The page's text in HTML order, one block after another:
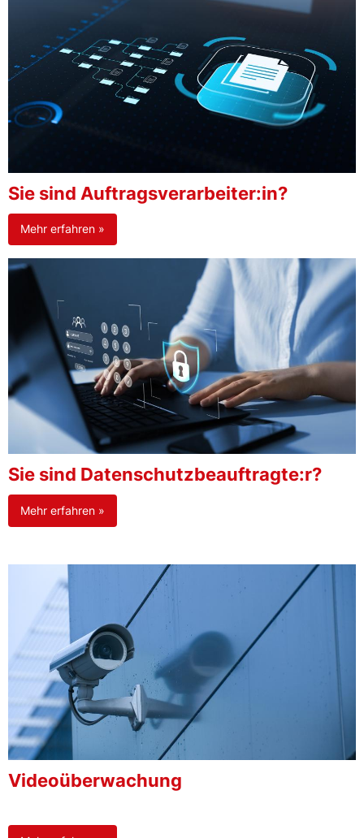
Sie sind Auftragsverarbeiter:in?
Mehr erfahren »
Sie sind Datenschutzbeauftragte:r?
Mehr erfahren »
Videoüberwachung